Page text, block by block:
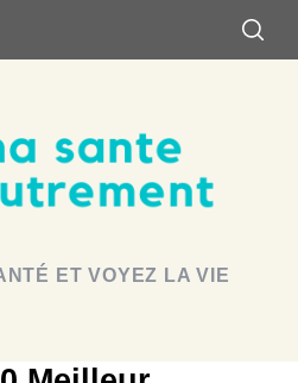
ET VOYEZ LA VIE